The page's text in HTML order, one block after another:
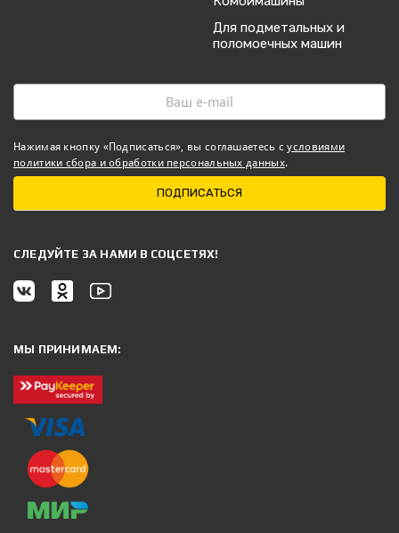
Для подметальных и
поломоечных машин
Нажимая кнопку «Подписаться», вы соглашаетесь сусловиями
политики сбора и обработки персональных данных.
ПОДПИСАТЬСЯ
CЛЕДУЙТЕ ЗА НАМИ В СОЦСЕТЯХ!
МЫ ПРИНИМАЕМ: